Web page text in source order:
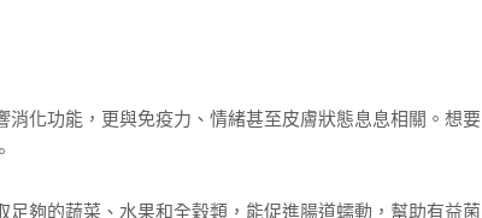
化功能，更與免疫力、情緒甚至皮膚狀態息息相關。想要
夠的蔬菜、水果和全穀類，能促進腸道蠕動，幫助有益菌